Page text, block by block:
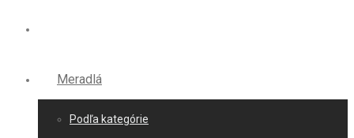
Meradlá
Podľa kategórie